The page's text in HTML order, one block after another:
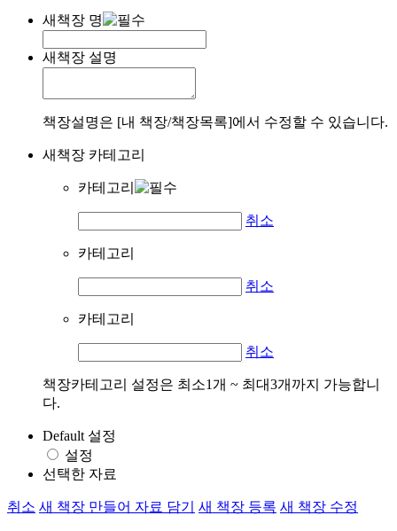
새책장 명
새책장 설명
책장설명은 [내 책장/책장목록]에서 수정할 수 있습니다.
새책장 카테고리
카테고리
취소
카테고리
취소
카테고리
취소
책장카테고리 설정은 최소1개 ~ 최대3개까지 가능합니
다.
Default 설정
설정
선택한 자료
취소 새 책장 만들어 자료 담기 새 책장 등록 새 책장 수정